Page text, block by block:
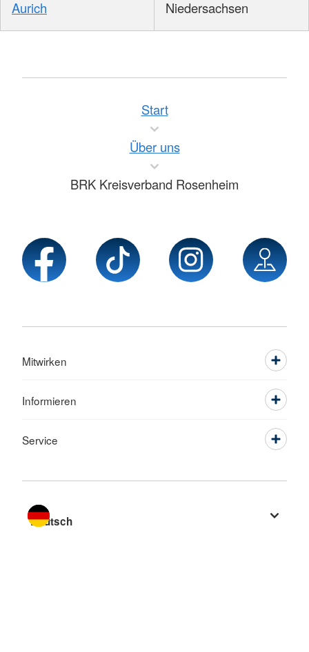
Aurich Niedersachsen
Start
Über uns
BRK Kreisverband Rosenheim
Mitwirken
Informieren
Service
Sprache wechseln zu